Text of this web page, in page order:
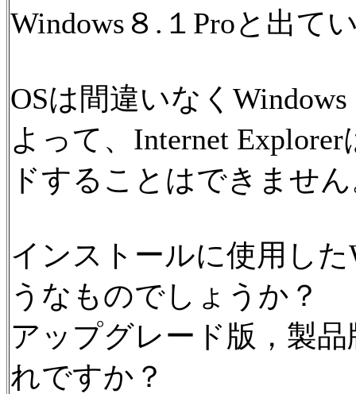
Windows８.１Proと出て
OSは間違いなく
よって、Internet
ドすることはできませ
インストールに使用した
うなものでしょうか？
アップグレード版，製
れですか？